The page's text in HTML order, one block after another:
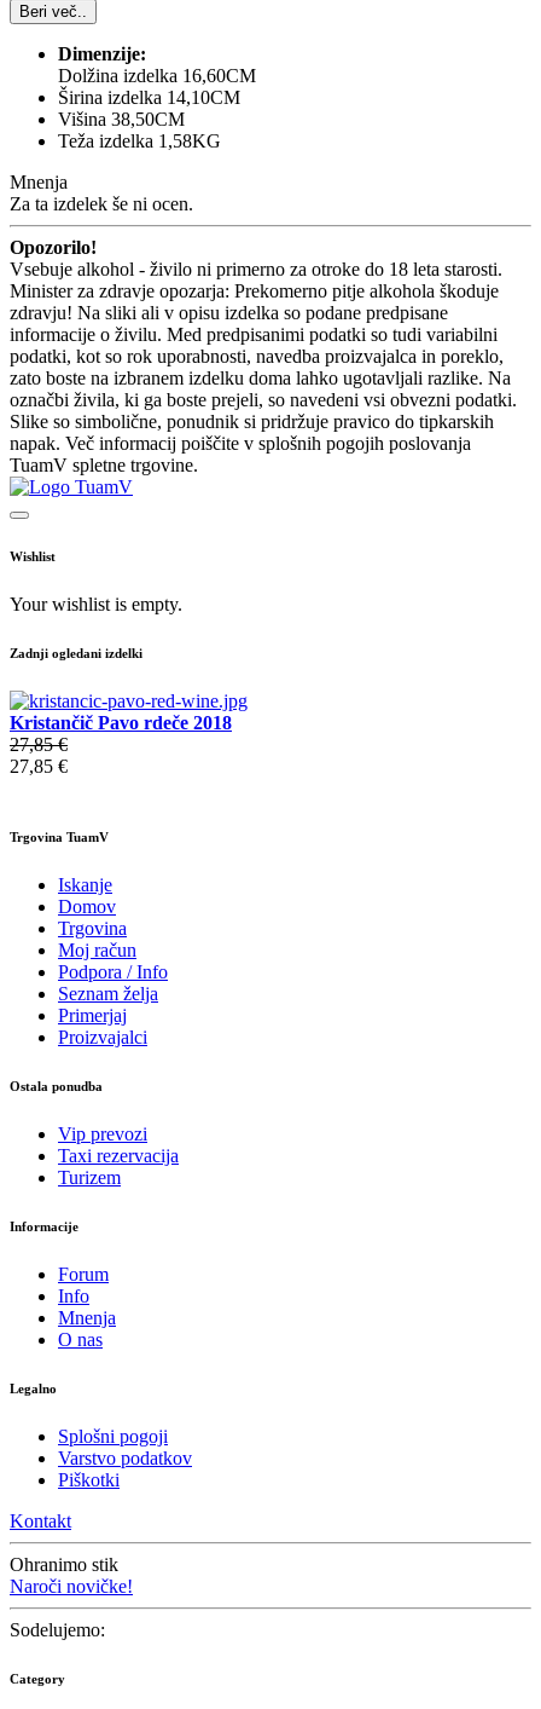
Beri več..
Dimenzije:
Dolžina izdelka 16,60CM
Širina izdelka 14,10CM
Višina 38,50CM
Teža izdelka 1,58KG
Mnenja
Za ta izdelek še ni ocen.
Opozorilo!
Vsebuje alkohol - živilo ni primerno za otroke do 18 leta starosti.
Minister za zdravje opozarja: Prekomerno pitje alkohola škoduje
zdravju! Na sliki ali v opisu izdelka so podane predpisane
informacije o živilu. Med predpisanimi podatki so tudi variabilni
podatki, kot so rok uporabnosti, navedba proizvajalca in poreklo,
zato boste na izbranem izdelku doma lahko ugotavljali razlike. Na
označbi živila, ki ga boste prejeli, so navedeni vsi obvezni podatki.
Slike so simbolične, ponudnik si pridržuje pravico do tipkarskih
napak. Več informacij poiščite v splošnih pogojih poslovanja
TuamV spletne trgovine.
Wishlist
Your wishlist is empty.
Zadnji ogledani izdelki
Kristančič Pavo rdeče 2018
27,85 €
27,85 €
Trgovina TuamV
Iskanje
Domov
Trgovina
Moj račun
Podpora / Info
Seznam želja
Primerjaj
Proizvajalci
Ostala ponudba
Vip prevozi
Taxi rezervacija
Turizem
Informacije
Forum
Info
Mnenja
O nas
Legalno
Splošni pogoji
Varstvo podatkov
Piškotki
Kontakt
Ohranimo stik
Naroči novičke!
Sodelujemo:
Category